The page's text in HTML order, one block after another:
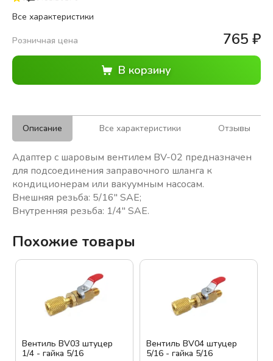
Все характеристики
Розничная цена 765 ₽
Описание Все характеристики Отзывы
Адаптер с шаровым вентилем BV-02 предназначен
для подсоединения заправочного шланга к
кондиционерам или вакуумным насосам.
Внешняя резьба: 5/16" SAE;
Внутренняя резьба: 1/4" SAE.
Похожие товары
Вентиль BV03 штуцер
1/4 - гайка 5/16
Вентиль BV04 штуцер
5/16 - гайка 5/16